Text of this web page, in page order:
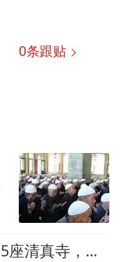
0条跟贴
伦敦居民抗议：3英里内15座清真寺，将再建13层大型建筑